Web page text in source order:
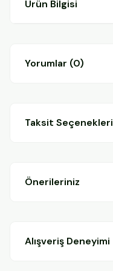
Ürün Bilgisi
Yorumlar (0)
Taksit Seçenekleri
Önerileriniz
Alışveriş Deneyimi